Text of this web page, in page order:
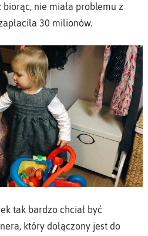
nie miała problemu z
30 milionów.
tak bardzo chciał być
który dołączony jest do